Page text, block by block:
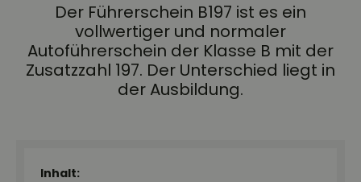
Der Führerschein B197 ist es ein
vollwertiger und normaler
Autoführerschein der Klasse B mit der
Zusatzzahl 197. Der Unterschied liegt in
der Ausbildung.
Inhalt: